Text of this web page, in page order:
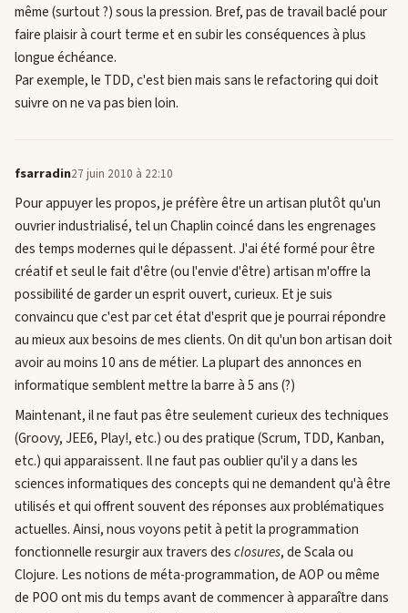
même (surtout ?) sous la pression. Bref, pas de travail baclé pour
faire plaisir à court terme et en subir les conséquences à plus
longue échéance.
Par exemple, le TDD, c'est bien mais sans le refactoring qui doit
suivre on ne va pas bien loin.
fsarradin27 juin 2010 à 22:10
Pour appuyer les propos, je préfère être un artisan plutôt qu'un
ouvrier industrialisé, tel un Chaplin coincé dans les engrenages
des temps modernes qui le dépassent. J'ai été formé pour être
créatif et seul le fait d'être (ou l'envie d'être) artisan m'offre la
possibilité de garder un esprit ouvert, curieux. Et je suis
convaincu que c'est par cet état d'esprit que je pourrai répondre
au mieux aux besoins de mes clients. On dit qu'un bon artisan doit
avoir au moins 10 ans de métier. La plupart des annonces en
informatique semblent mettre la barre à 5 ans (?)
Maintenant, il ne faut pas être seulement curieux des techniques
(Groovy, JEE6, Play!, etc.) ou des pratique (Scrum, TDD, Kanban,
etc.) qui apparaissent. Il ne faut pas oublier qu'il y a dans les
sciences informatiques des concepts qui ne demandent qu'à être
utilisés et qui offrent souvent des réponses aux problématiques
actuelles. Ainsi, nous voyons petit à petit la programmation
fonctionnelle resurgir aux travers desclosures, de Scala ou
Clojure. Les notions de méta-programmation, de AOP ou même
de POO ont mis du temps avant de commencer à apparaître dans